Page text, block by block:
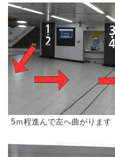
5ｍ程進んで左へ曲がります